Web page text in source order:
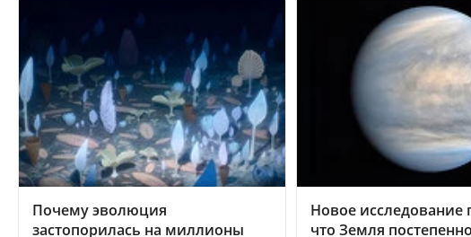
Почему эволюция
застопорилась на миллионы
Новое исследование
что Земля